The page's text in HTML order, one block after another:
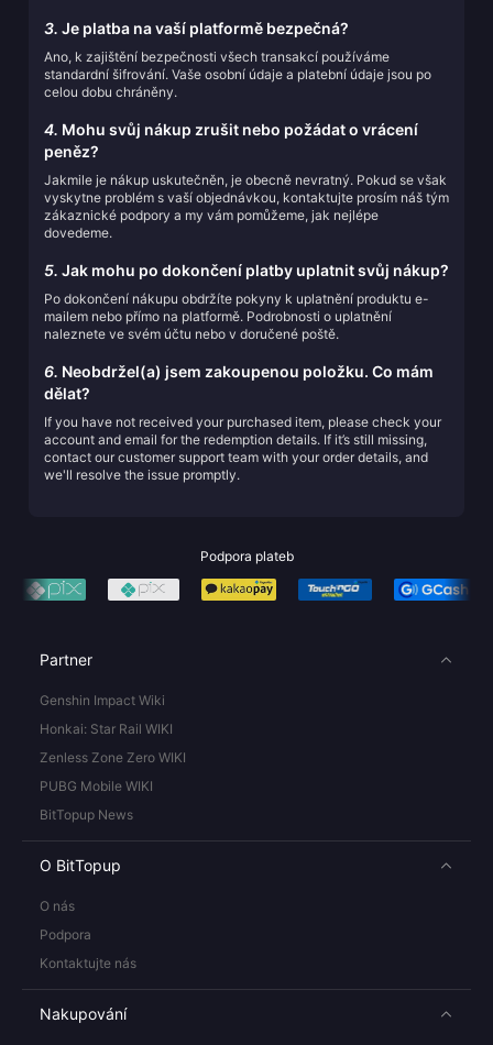
3. Je platba na vaší platformě bezpečná?
Ano, k zajištění bezpečnosti všech transakcí používáme
standardní šifrování. Vaše osobní údaje a platební údaje jsou po
celou dobu chráněny.
4. Mohu svůj nákup zrušit nebo požádat o vrácení
peněz?
Jakmile je nákup uskutečněn, je obecně nevratný. Pokud se však
vyskytne problém s vaší objednávkou, kontaktujte prosím náš tým
zákaznické podpory a my vám pomůžeme, jak nejlépe
dovedeme.
5. Jak mohu po dokončení platby uplatnit svůj nákup?
Po dokončení nákupu obdržíte pokyny k uplatnění produktu e-
mailem nebo přímo na platformě. Podrobnosti o uplatnění
naleznete ve svém účtu nebo v doručené poště.
6. Neobdržel(a) jsem zakoupenou položku. Co mám
dělat?
If you have not received your purchased item, please check your
account and email for the redemption details. If it’s still missing,
contact our customer support team with your order details, and
we'll resolve the issue promptly.
Podpora plateb
Partner
Genshin Impact Wiki
Honkai: Star Rail WIKI
Zenless Zone Zero WIKI
PUBG Mobile WIKI
BitTopup News
O BitTopup
O nás
Podpora
Kontaktujte nás
Nakupování